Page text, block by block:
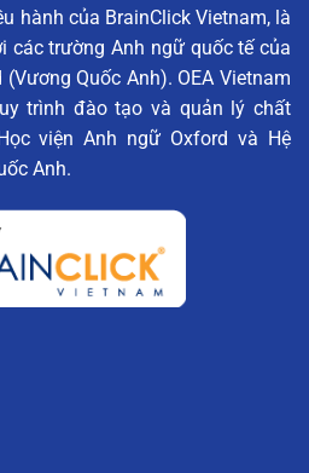
hành của BrainClick Vietnam, là
các trường Anh ngữ quốc tế của
Quốc Anh). OEA Vietnam
trình đào tạo và quản lý chất
viện Anh ngữ Oxford và Hệ
Anh.